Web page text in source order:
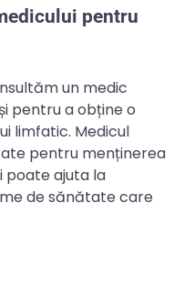
pentru
un medic
pentru a obține o
limfatic. Medicul
pentru menținerea
poate ajuta la
de sănătate care